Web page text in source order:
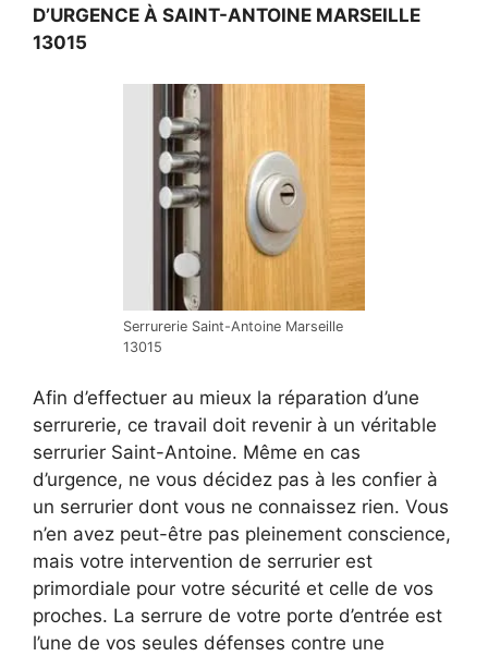
D’URGENCE À SAINT-ANTOINE MARSEILLE
13015
Serrurerie Saint-Antoine Marseille
13015
Afin d’effectuer au mieux la réparation d’une
serrurerie, ce travail doit revenir à un véritable
serrurier Saint-Antoine. Même en cas
d’urgence, ne vous décidez pas à les confier à
un serrurier dont vous ne connaissez rien. Vous
n’en avez peut-être pas pleinement conscience,
mais votre intervention de serrurier est
primordiale pour votre sécurité et celle de vos
proches. La serrure de votre porte d’entrée est
l’une de vos seules défenses contre une